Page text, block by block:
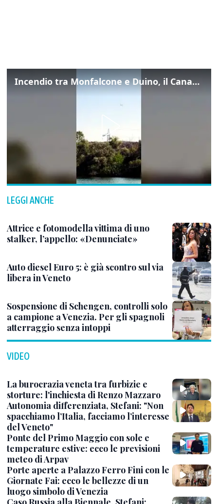
Incendio tra Monfalcone e Duino, il Canadair in azione per fermare le fiamme sul fronte dell’A4
LEGGI ANCHE
Attrice e fotomodella vittima di uno
stalker, l’appello: «Denunciate»
Auto diesel Euro 5: è già scontro sul via
libera in Veneto
Sospensione di Schengen, controlli solo
a campione a Venezia. Per gli spagnoli
atterraggio senza intoppi
VIDEO
La burocrazia veneta tra furbizie e
storture: l'inchiesta di Renzo Mazzaro
Autonomia differenziata, Stefani: "Non
spacchiamo l’Italia, facciamo l’interesse
del Veneto"
Ponte del Primo Maggio con sole e
temperature estive: ecco le previsioni
meteo di Arpav
Porte aperte a Palazzo Ferro Fini con le
Giornate Fai: ecco le bellezze di un
luogo simbolo di Venezia